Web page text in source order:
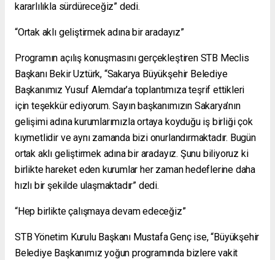
kararlılıkla sürdüreceğiz” dedi.
“Ortak aklı geliştirmek adına bir aradayız”
Programın açılış konuşmasını gerçekleştiren STB Meclis
Başkanı Bekir Uztürk, “Sakarya Büyükşehir Belediye
Başkanımız Yusuf Alemdar’a toplantımıza teşrif ettikleri
için teşekkür ediyorum. Sayın başkanımızın Sakarya’nın
gelişimi adına kurumlarımızla ortaya koyduğu iş birliği çok
kıymetlidir ve aynı zamanda bizi onurlandırmaktadır. Bugün
ortak aklı geliştirmek adına bir aradayız. Şunu biliyoruz ki
birlikte hareket eden kurumlar her zaman hedeflerine daha
hızlı bir şekilde ulaşmaktadır” dedi.
“Hep birlikte çalışmaya devam edeceğiz”
STB Yönetim Kurulu Başkanı Mustafa Genç ise, “Büyükşehir
Belediye Başkanımız yoğun programında bizlere vakit